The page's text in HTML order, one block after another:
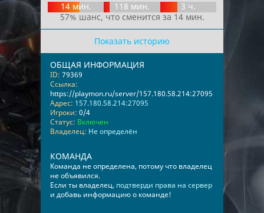
14 мин. 118 мин.
3 ч.
57% шанс, что сменится за 14 мин.
Показать историю
ОБЩАЯ ИНФОРМАЦИЯ
ID: 79369
Ссылка:
https://playmon.ru/server/157.180.58.214:27095
Адрес: 157.180.58.214:27095
Игроки: 0/4
Статус: Включен
Владелец: Не определён
КОМАНДА
Команда не определена, потому что владелец
не объявился.
Если ты владелец, подтверди права на сервер
и добавь информацию о команде!